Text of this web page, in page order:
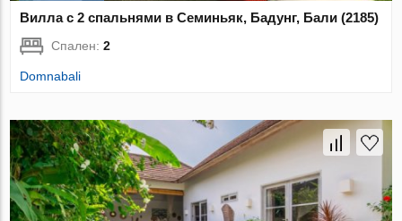
Вилла с 2 спальнями в Семиньяк, Бадунг, Бали (2185)
Спален:2
Domnabali